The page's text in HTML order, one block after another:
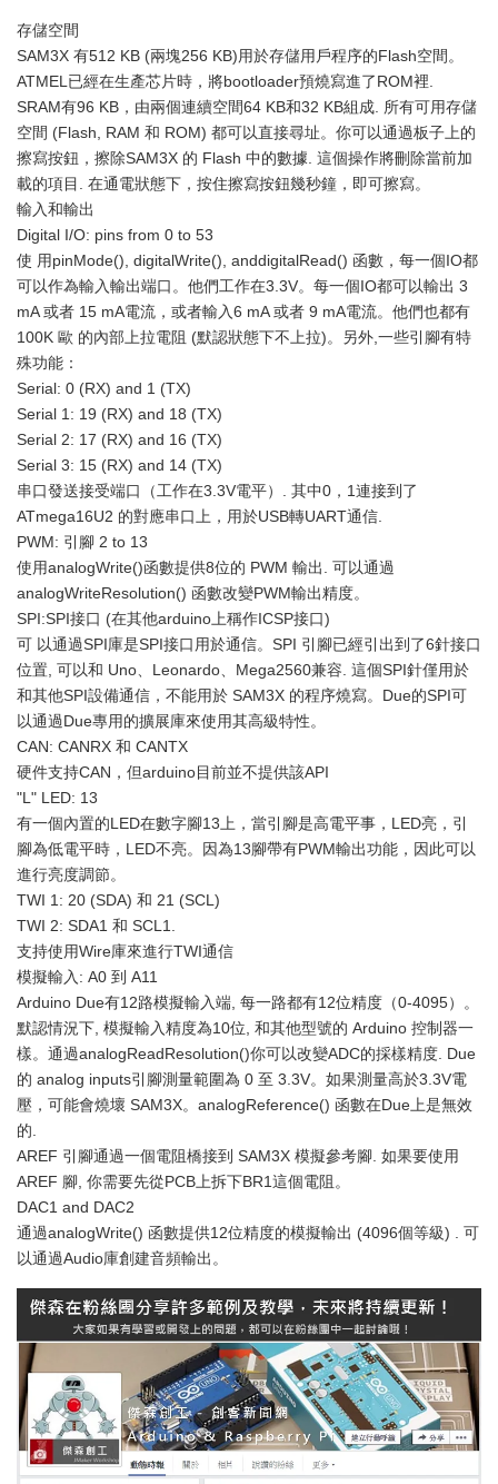
存儲空間
SAM3X 有512 KB (兩塊256 KB)用於存儲用戶程序的Flash空間。
ATMEL已經在生產芯片時，將bootloader預燒寫進了ROM裡.
SRAM有96 KB，由兩個連續空間64 KB和32 KB組成. 所有可用存儲
空間 (Flash, RAM 和 ROM) 都可以直接尋址。你可以通過板子上的
擦寫按鈕，擦除SAM3X 的 Flash 中的數據. 這個操作將刪除當前加
載的項目. 在通電狀態下，按住擦寫按鈕幾秒鐘，即可擦寫。
輸入和輸出
Digital I/O: pins from 0 to 53
使 用pinMode(), digitalWrite(), anddigitalRead() 函數，每一個IO都
可以作為輸入輸出端口。他們工作在3.3V。每一個IO都可以輸出 3
mA 或者 15 mA電流，或者輸入6 mA 或者 9 mA電流。他們也都有
100K 歐 的內部上拉電阻 (默認狀態下不上拉)。另外,一些引腳有特
殊功能：
Serial: 0 (RX) and 1 (TX)
Serial 1: 19 (RX) and 18 (TX)
Serial 2: 17 (RX) and 16 (TX)
Serial 3: 15 (RX) and 14 (TX)
串口發送接受端口（工作在3.3V電平）. 其中0，1連接到了
ATmega16U2 的對應串口上，用於USB轉UART通信.
PWM: 引腳 2 to 13
使用analogWrite()函數提供8位的 PWM 輸出. 可以通過
analogWriteResolution() 函數改變PWM輸出精度。
SPI:SPI接口 (在其他arduino上稱作ICSP接口)
可 以通過SPI庫是SPI接口用於通信。SPI 引腳已經引出到了6針接口
位置, 可以和 Uno、Leonardo、Mega2560兼容. 這個SPI針僅用於
和其他SPI設備通信，不能用於 SAM3X 的程序燒寫。Due的SPI可
以通過Due專用的擴展庫來使用其高級特性。
CAN: CANRX 和 CANTX
硬件支持CAN，但arduino目前並不提供該API
"L" LED: 13
有一個內置的LED在數字腳13上，當引腳是高電平事，LED亮，引
腳為低電平時，LED不亮。因為13腳帶有PWM輸出功能，因此可以
進行亮度調節。
TWI 1: 20 (SDA) 和 21 (SCL)
TWI 2: SDA1 和 SCL1.
支持使用Wire庫來進行TWI通信
模擬輸入: A0 到 A11
Arduino Due有12路模擬輸入端, 每一路都有12位精度（0-4095）。
默認情況下, 模擬輸入精度為10位, 和其他型號的 Arduino 控制器一
樣。通過analogReadResolution()你可以改變ADC的採樣精度. Due
的 analog inputs引腳測量範圍為 0 至 3.3V。如果測量高於3.3V電
壓，可能會燒壞 SAM3X。analogReference() 函數在Due上是無效
的.
AREF 引腳通過一個電阻橋接到 SAM3X 模擬參考腳. 如果要使用
AREF 腳, 你需要先從PCB上拆下BR1這個電阻。
DAC1 and DAC2
通過analogWrite() 函數提供12位精度的模擬輸出 (4096個等級) . 可
以通過Audio庫創建音頻輸出。